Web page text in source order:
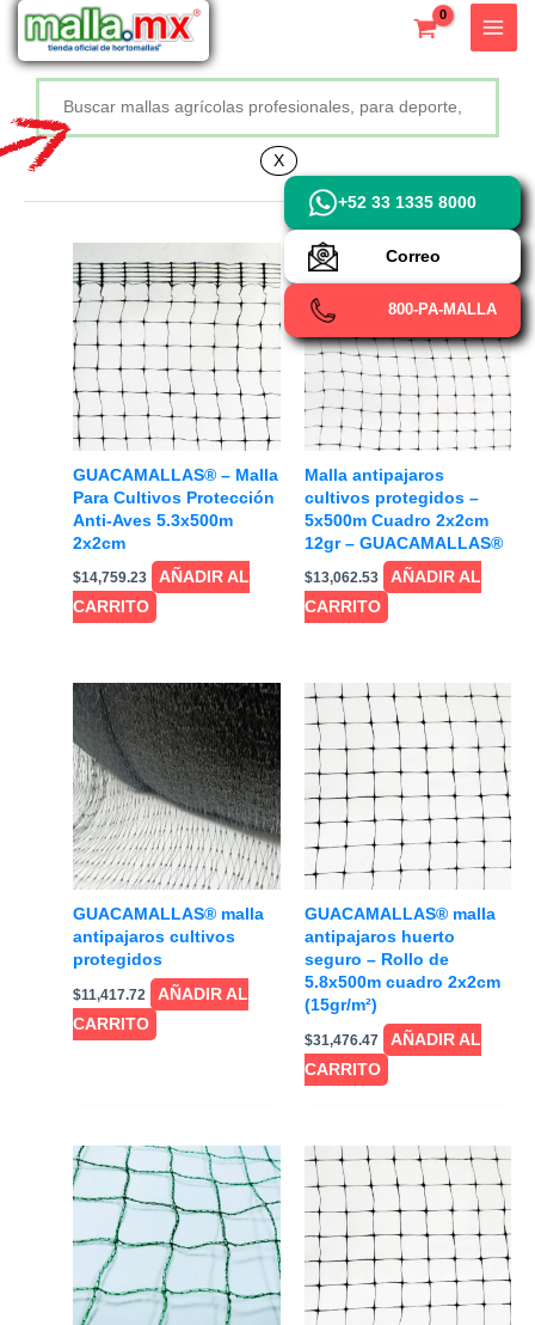
contenido
GUACAMALLAS® – Malla
Para Cultivos Protección
Anti-Aves 5.3x500m
2x2cm
$14,759.23
AÑADIR AL
CARRITO
Malla antipajaros
cultivos protegidos –
5x500m Cuadro 2x2cm
12gr – GUACAMALLAS®
$13,062.53
AÑADIR AL
CARRITO
GUACAMALLAS® malla
antipajaros cultivos
protegidos
$11,417.72
AÑADIR AL
CARRITO
GUACAMALLAS® malla
antipajaros huerto
seguro – Rollo de
5.8x500m cuadro 2x2cm
(15gr/m²)
$31,476.47
AÑADIR AL
CARRITO
X
+52 800 726 2552
+52 33 1335 8000
Correo
800-PA-MALLA
X